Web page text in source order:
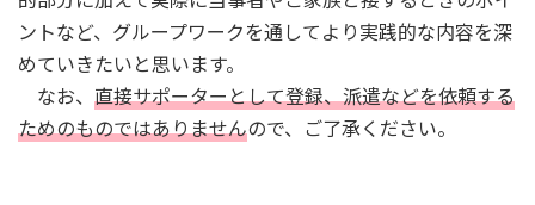
ントなど、グループワークを通してより実践的な内容を深
めていきたいと思います。
なお、 直接サポーターとして登録、派遣などを依頼する
ためのものではありませんので、ご了承ください。